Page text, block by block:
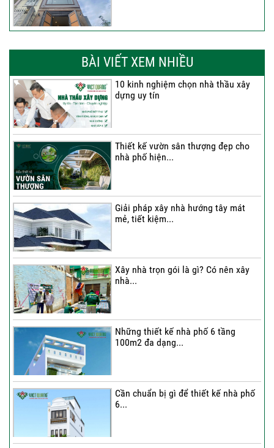
Anh...
BÀI VIẾT XEM NHIỀU
10 kinh nghiệm chọn nhà thầu xây
dựng uy tín
Thiết kế vườn sân thượng đẹp cho
nhà phố hiện...
Giải pháp xây nhà hướng tây mát
mẻ, tiết kiệm...
Xây nhà trọn gói là gì? Có nên xây
nhà...
Những thiết kế nhà phố 6 tầng
100m2 đa dạng...
Cần chuẩn bị gì để thiết kế nhà phố
6...